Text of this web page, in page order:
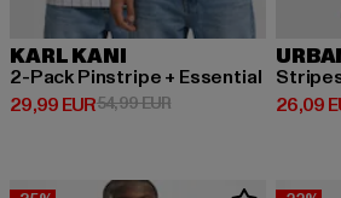
KARL KANI
2-Pack Pinstripe + Essential
29,99 EUR
Derzeitiger Preis: 29,99 EUR
54,99 EURAktionspreis: 54,99 EUR
26,09